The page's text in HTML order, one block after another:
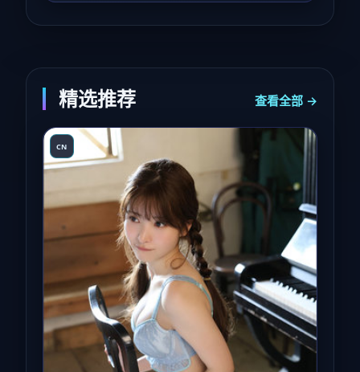
精选推荐 查看全部 →
CN